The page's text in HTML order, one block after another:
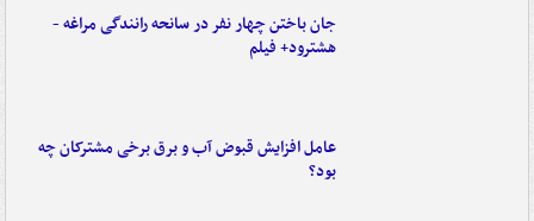
جان باختن چهار نفر در سانحه رانندگی مراغه -
هشترود+ فیلم
عامل افزایش قبوض آب و برق برخی مشترکان چه
بود؟